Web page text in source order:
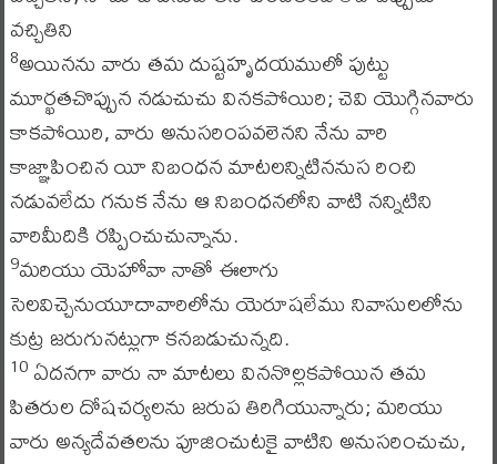
వచ్చితిని
8అయినను వారు తమ దుష్టహృదయములో పుట్టు
మూర్ఖతచొప్పున నడుచుచు వినకపోయిరి; చెవి యొగ్గినవారు
కాకపోయిరి, వారు అనుసరింపవలెనని నేను వారి
కాజ్ఞాపించిన యీ నిబంధన మాటలన్నిటిననుస రించి
నడువలేదు గనుక నేను ఆ నిబంధనలోని వాటి నన్నిటిని
వారిమీదికి రప్పించుచున్నాను.
9మరియు యెహోవా నాతో ఈలాగు
సెలవిచ్చెనుయూదావారిలోను యెరూషలేము నివాసులలోను
కుట్ర జరుగునట్లుగా కనబడుచున్నది.
10ఏదనగా వారు నా మాటలు విననొల్లకపోయిన తమ
పితరుల దోషచర్యలను జరుప తిరిగియున్నారు; మరియు
వారు అన్యదేవతలను పూజించుటకై వాటిని అనుసరించుచు,